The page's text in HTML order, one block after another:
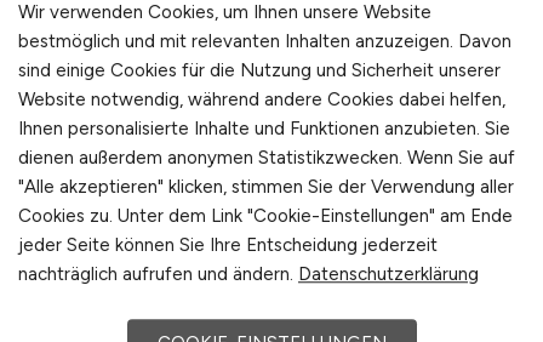
Die Positionierung als führendes Jobportal
basiert auf einer klaren Spezialisierung, einem
hohen Maß an Glaubwürdigkeit und einer
starken Reichweite. Arbeitgeber erreichen auf
AGRAR.JOBS Fachkräfte, die sich bewusst für
eine Karriere in der Landwirtschaft entschieden
haben. Arbeitnehmer wissen, dass sie hier
relevante und geprüfte Stellenangebote finden,
die ihnen echte Perspektiven bieten.
Wir verwenden Cookies, um Ihnen unsere Website
bestmöglich und mit relevanten Inhalten anzuzeigen. Davon
sind einige Cookies für die Nutzung und Sicherheit unserer
Website notwendig, während andere Cookies dabei helfen,
Ihnen personalisierte Inhalte und Funktionen anzubieten. Sie
dienen außerdem anonymen Statistikzwecken. Wenn Sie auf
"Alle akzeptieren" klicken, stimmen Sie der Verwendung aller
Cookies zu. Unter dem Link "Cookie-Einstellungen" am Ende
jeder Seite können Sie Ihre Entscheidung jederzeit
nachträglich aufrufen und ändern. Datenschutzerklärung